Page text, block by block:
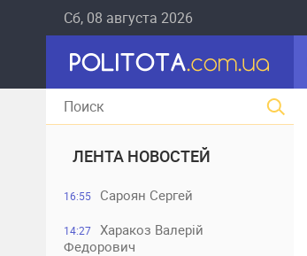
Сб, 08 августа 2026
ЛЕНТА НОВОСТЕЙ
16:55 Сароян Сергей
14:27
Харакоз Валерій
Федорович